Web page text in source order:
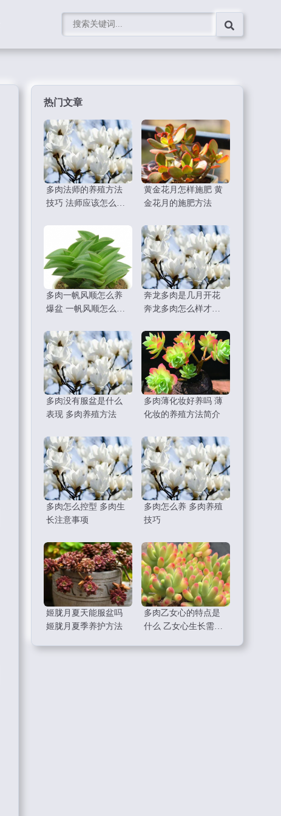
热门文章
多肉法师的养殖方法
技巧 法师应该怎么养
黄金花月怎样施肥 黄
金花月的施肥方法
多肉一帆风顺怎么养
爆盆 一帆风顺怎么养
奔龙多肉是几月开花
奔龙多肉怎么样才开
多肉没有服盆是什么
表现 多肉养殖方法
多肉薄化妆好养吗 薄
化妆的养殖方法简介
多肉怎么控型 多肉生
长注意事项
多肉怎么养 多肉养殖
技巧
姬胧月夏天能服盆吗
姬胧月夏季养护方法
多肉乙女心的特点是
什么 乙女心生长需要